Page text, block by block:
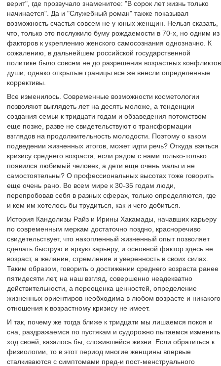
верит", где прозвучало знаменитое: "В сорок лет жизнь только
начинается". Да и "Служебный роман" также показывал
возможность счастья совсем не у юных женщин. Нельзя сказать,
что, только это послужило буму рождаемости в 70-х, но одним из
факторов к укреплению женского самосознания однозначно. К
сожалению, в дальнейшем российской государственной
политике было совсем не до разрешения возрастных конфликтов
души, однако открытые границы все же внесли определенные
коррективы.
Все изменилось. Современные возможности косметологии
позволяют выглядеть лет на десять моложе, а тенденции
создания семьи к тридцати годам и обзаведения потомством
еще позже, разве не свидетельствуют о трансформации
взглядов на продолжительность молодости. Поэтому о каком
подведении жизненных итогов, может идти речь? Откуда взяться
кризису среднего возраста, если рядом с нами только-только
появился любимый человек, а дети еще очень малы и не
самостоятельны? О профессиональных высотах тоже говорить
еще очень рано. Во всем мире к 30-35 годам люди,
перепробовав себя в разных сферах, только определяются, где
и кем им хотелось бы трудиться, как и чего добиться.
История Кандолизы Райз и Ирины Хакамады, начавших карьеру
по современным меркам достаточно поздно, красноречиво
свидетельствует, что накопленный жизненный опыт позволяет
сделать быструю и яркую карьеру, и основной фактор здесь не
возраст, а желание, стремление и уверенность в своих силах.
Таким образом, говорить о достижении среднего возраста ранее
пятидесяти лет, на наш взгляд, совершенно неадекватно
действительности, а переоценка ценностей, определение
жизненных ориентиров необходима в любом возрасте и никакого
отношения к возрастному кризису не имеет.
И так, почему же тогда ближе к тридцати мы лишаемся покоя и
сна, раздражаемся по пустякам и судорожно пытаемся изменить
ход своей, казалось бы, сложившейся жизни. Если обратиться к
физиологии, то в этот период многие женщины впервые
сталкиваются с симптомами пред-и пост-менструального